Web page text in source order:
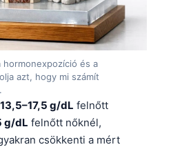
hormonexpozíció és a
azt, hogy mi számít
13,5–17,5 g/dL felnőtt
g/dL felnőtt nőknél,
csökkenti a mért